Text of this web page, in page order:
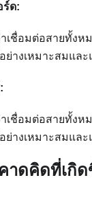
ร์ด:
เชื่อมต่อสายทั้งห
ย่างเหมาะสมแล
เชื่อมต่อสายทั้งห
ย่างเหมาะสมแล
าดคิดที่เกิด